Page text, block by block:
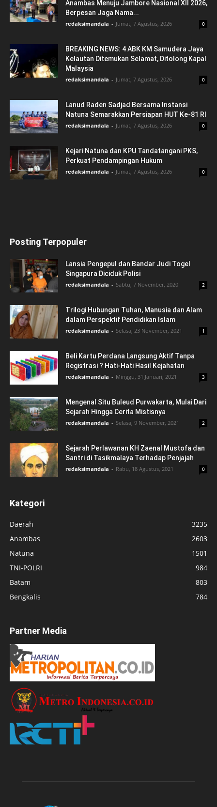
Anambas Menuju Jambore Nasional XII 2026,
Berpesan Jaga Nama...
redaksimandala - Jumat, 7 Agustus, 2026 0
BREAKING NEWS: 4 ABK KM Samudera Jaya
Kelautan Ditemukan Selamat, Ditolong Kapal
Malaysia
redaksimandala - Jumat, 7 Agustus, 2026 0
Lanud Raden Sadjad Bersama Instansi
Natuna Semarakkan Persiapan HUT Ke-81 RI
redaksimandala - Jumat, 7 Agustus, 2026 0
Kejari Natuna dan KPU Tandatangani PKS,
Perkuat Pendampingan Hukum
redaksimandala - Jumat, 7 Agustus, 2026 0
Posting Terpopuler
Lansia Pengepul dan Bandar Judi Togel
Singapura Diciduk Polisi
redaksimandala - Sabtu, 7 November, 2020 2
Trilogi Hubungan Tuhan, Manusia dan Alam
dalam Perspektif Pendidikan Islam
redaksimandala - Selasa, 23 November, 2021 1
Beli Kartu Perdana Langsung Aktif Tanpa
Registrasi ? Hati-Hati Hasil Kejahatan
redaksimandala - Minggu, 31 Januari, 2021 3
Mengenal Situ Buleud Purwakarta, Mulai Dari
Sejarah Hingga Cerita Mistisnya
redaksimandala - Selasa, 9 November, 2021 2
Sejarah Perlawanan KH Zaenal Mustofa dan
Santri di Tasikmalaya Terhadap Penjajah
redaksimandala - Rabu, 18 Agustus, 2021 0
Kategori
Daerah
3235
Anambas
2603
Natuna
1501
TNI-POLRI
984
Batam
803
Bengkalis
784
Partner Media